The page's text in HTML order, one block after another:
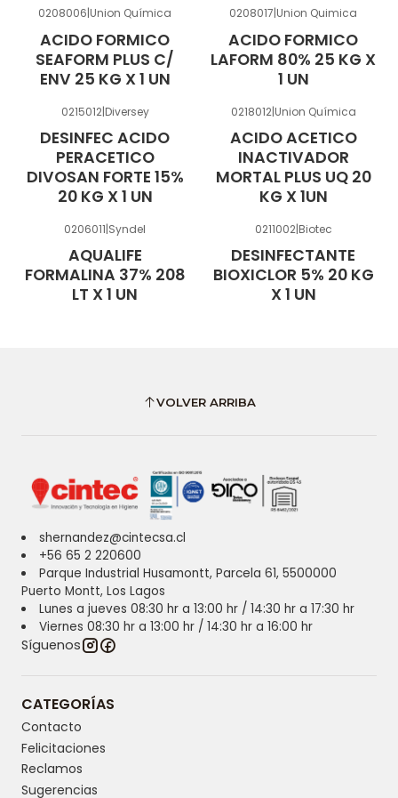
0208006 Union Química
ACIDO FORMICO
SEAFORM PLUS C/
ENV 25 KG X 1 UN
0208017 Union Quimica
ACIDO FORMICO
LAFORM 80% 25 KG X
1 UN
0215012|Diversey
DESINFEC ACIDO
PERACETICO
DIVOSAN FORTE 15%
20 KG X 1 UN
0218012|Union Química
ACIDO ACETICO
INACTIVADOR
MORTAL PLUS UQ 20
KG X 1UN
0206011|Syndel
AQUALIFE
FORMALINA 37% 208
LT X 1 UN
0211002|Biotec
DESINFECTANTE
BIOXICLOR 5% 20 KG
X 1 UN
VOLVER ARRIBA
shernandez@cintecsa.cl
+56 65 2 220600
Parque Industrial Husamontt, Parcela 61, 5500000
Puerto Montt, Los Lagos
Lunes a jueves 08:30 hr a 13:00 hr / 14:30 hr a 17:30 hr
Viernes 08:30 hr a 13:00 hr / 14:30 hr a 16:00 hr
Síguenos
CATEGORÍAS
Contacto
Felicitaciones
Reclamos
Sugerencias